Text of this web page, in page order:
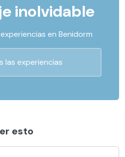
inolvidable
en Benidorm
las experiencias
esto